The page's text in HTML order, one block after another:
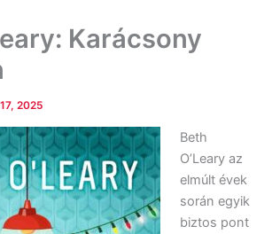
Karácsony
2025
Beth
O’Leary az
elmúlt évek
során egyik
biztos pont